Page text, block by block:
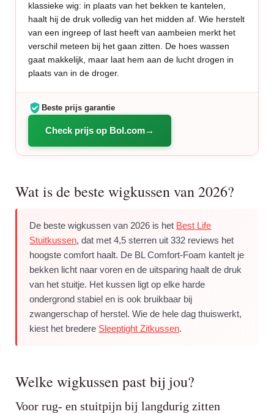
klassieke wig: in plaats van het bekken te kantelen,
haalt hij de druk volledig van het midden af. Wie herstelt
van een ingreep of last heeft van aambeien merkt het
verschil meteen bij het gaan zitten. De hoes wassen
gaat makkelijk, maar laat hem aan de lucht drogen in
plaats van in de droger.
Beste prijs garantie
Check prijs op Bol.com
Wat is de beste wigkussen van 2026?
De beste wigkussen van 2026 is het Best Life
Stuitkussen, dat met 4,5 sterren uit 332 reviews het
hoogste comfort haalt. De BL Comfort-Foam kantelt je
bekken licht naar voren en de uitsparing haalt de druk
van het stuitje. Het kussen ligt op elke harde
ondergrond stabiel en is ook bruikbaar bij
zwangerschap of herstel. Wie de hele dag thuiswerkt,
kiest het bredere Sleeptight Zitkussen.
Welke wigkussen past bij jou?
Voor rug- en stuitpijn bij langdurig zitten